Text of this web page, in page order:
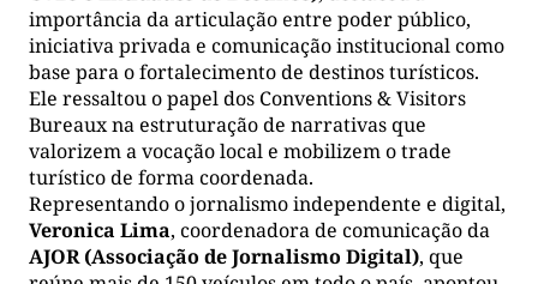
importância da articulação entre poder público,
iniciativa privada e comunicação institucional como
base para o fortalecimento de destinos turísticos.
Ele ressaltou o papel dos Conventions & Visitors
Bureaux na estruturação de narrativas que
valorizem a vocação local e mobilizem o trade
turístico de forma coordenada.
Representando o jornalismo independente e digital,
Veronica Lima, coordenadora de comunicação da
AJOR (Associação de Jornalismo Digital), que